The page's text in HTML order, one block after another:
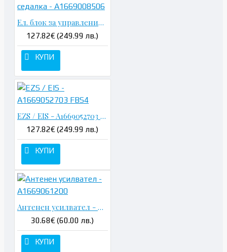
Ел. блок за управление на ел. седалка - A1669008506
127.82€ (249.99 лв.)
КУПИ
EZS / EIS - A1669052703 FBS4
127.82€ (249.99 лв.)
КУПИ
Антенен усилвател - A1669061200
30.68€ (60.00 лв.)
КУПИ